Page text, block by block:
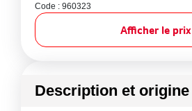
Code : 960323
Afficher le prix
Description et origine